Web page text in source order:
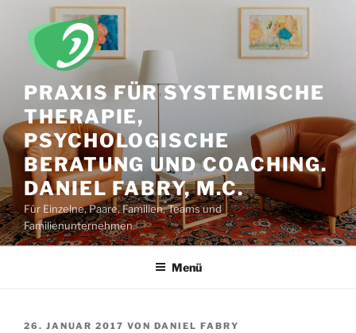
Inhalt
springen
PRAXIS FÜR SYSTEMISCHE
THERAPIE,
PSYCHOLOGISCHE
BERATUNG UND COACHING.
DANIEL FABRY, M.C.
Für Einzelne, Paare, Familien, Teams und
Familienunternehmen.
Menü
VERÖFFENTLICHT
26. JANUAR 2017 VON DANIEL FABRY